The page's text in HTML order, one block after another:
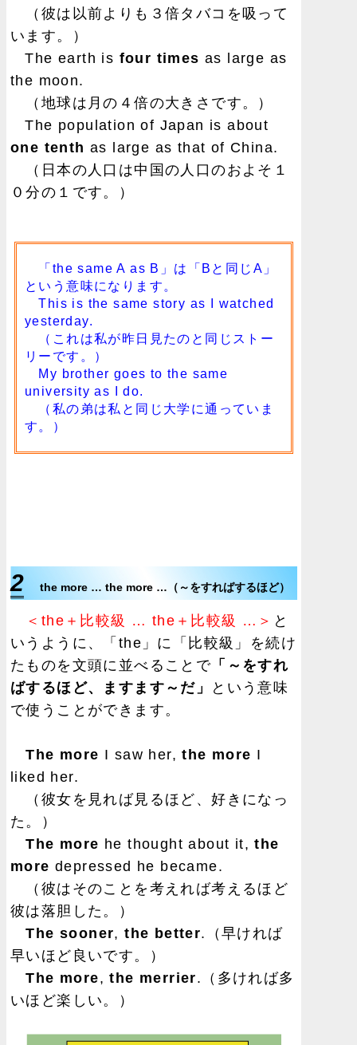
（彼は以前よりも３倍タバコを吸って
います。）
The earth is four times as large as
the moon.
（地球は月の４倍の大きさです。）
The population of Japan is about
one tenth as large as that of China.
（日本の人口は中国の人口のおよそ１
０分の１です。）
「the same A as B」は「Bと同じA」
という意味になります。
This is the same story as I watched
yesterday.
（これは私が昨日見たのと同じストー
リーです。）
My brother goes to the same
university as I do.
（私の弟は私と同じ大学に通っていま
す。）
2 the more … the more …（～をすればするほど）
＜the＋比較級 … the＋比較級 …＞ と
いうように、「the」に「比較級」を続け
たものを文頭に並べることで 「～をすれ
ばするほど、ますます～だ」
という意味
で使うことができます。
The more I saw her,the more I
liked her.
（彼女を見れば見るほど、好きになっ
た。）
The more he thought about it,the
more depressed he became.
（彼はそのことを考えれば考えるほど
彼は落胆した。）
The sooner,the better.（早ければ
早いほど良いです。）
The more,the merrier.（多ければ多
いほど楽しい。）